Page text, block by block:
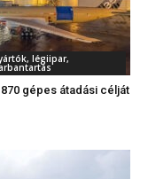
légiipar,
870 gépes átadási célját